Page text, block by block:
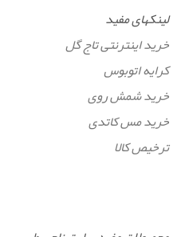
لینکهای مفید
خرید اینترنتی تاج گل
کرایه اتوبوس
خرید شمش روی
خرید مس کاتدی
ترخیص کالا